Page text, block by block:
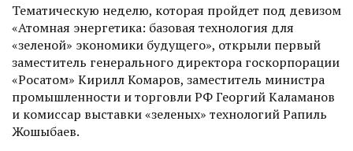
Тематическую неделю, которая пройдет под девизом
«Атомная энергетика: базовая технология для
«зеленой» экономики будущего», открыли первый
заместитель генерального директора гос­корпорации
«Росатом» Кирилл Комаров, заместитель министра
промышленности и торговли РФ Георгий Каламанов
и комиссар выставки «зеленых» технологий Рапиль
Жошыбаев.